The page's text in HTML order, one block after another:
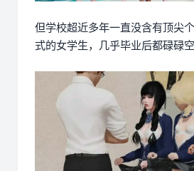
但学校超近多年一直没含有顶尖
式的女学生，几乎毕业后都碌碌